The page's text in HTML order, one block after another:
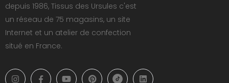
depuis 1986, Tissus des Ursules c'est
un réseau de 75 magasins, un site
Internet et un atelier de confection
situé en France.